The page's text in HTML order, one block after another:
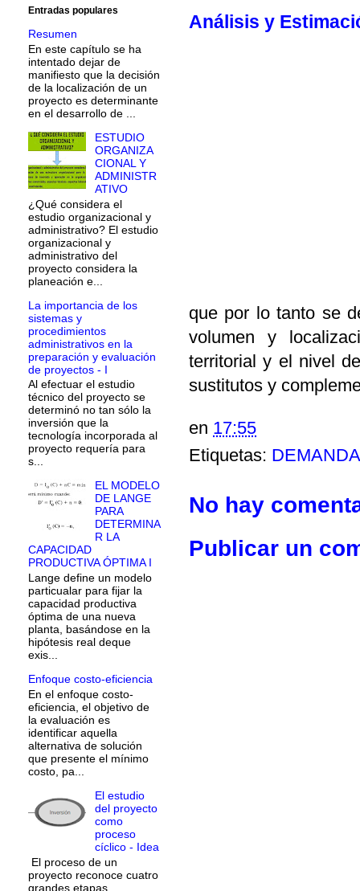
Análisis y
que por lo tanto se
volumen y
territorial y el nivel
sustitutos y
en 17:55
Etiquetas: DEMANDA
No hay
Publicar un
Entradas populares
Resumen
En este capítulo se ha
intentado dejar de
manifiesto que la decisión
de la localización de un
proyecto es determinante
en el desarrollo de ...
ESTUDIO
ORGANIZA
CIONAL Y
ADMINISTR
ATIVO
¿Qué considera el
estudio organizacional y
administrativo? El estudio
organizacional y
administrativo del
proyecto considera la
planeación e...
La importancia de los
sistemas y
procedimientos
administrativos en la
preparación y evaluación
de proyectos - I
Al efectuar el estudio
técnico del proyecto se
determinó no tan sólo la
inversión que la
tecnología incorporada al
proyecto requería para
s...
EL MODELO
DE LANGE
PARA
DETERMINA
R LA
CAPACIDAD
PRODUCTIVA ÓPTIMA I
Lange define un modelo
particualar para fijar la
capacidad productiva
óptima de una nueva
planta, basándose en la
hipótesis real deque
exis...
Enfoque costo-eficiencia
En el enfoque costo-
eficiencia, el objetivo de
la evaluación es
identificar aquella
alternativa de solución
que presente el mínimo
costo, pa...
El estudio
del proyecto
como
proceso
cíclico - Idea
El proceso de un
proyecto reconoce cuatro
grandes etapas